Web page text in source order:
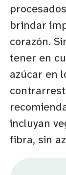
brindar
corazón.
tener en
azúcar en
incluyan
fibra, sin